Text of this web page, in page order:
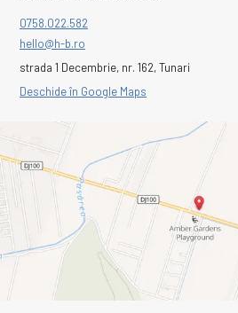
0758.022.582
hello@h-b.ro
strada 1 Decembrie, nr. 162, Tunari
Deschide în Google Maps